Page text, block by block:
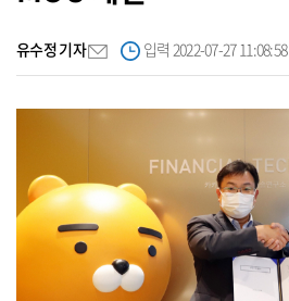
유수정 기자 입력 2022-07-27 11:08:58